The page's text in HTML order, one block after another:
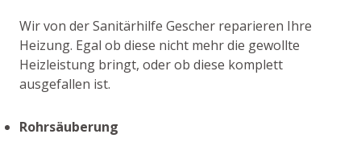
Wir von der Sanitärhilfe Gescher reparieren Ihre
Heizung. Egal ob diese nicht mehr die gewollte
Heizleistung bringt, oder ob diese komplett
ausgefallen ist.
Rohrsäuberung